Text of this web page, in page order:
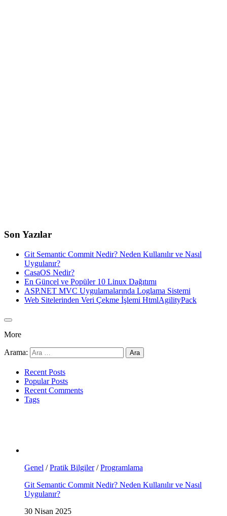
Son Yazılar
Git Semantic Commit Nedir? Neden Kullanılır ve Nasıl
Uygulanır?
CasaOS Nedir?
En Güncel ve Popüler 10 Linux Dağıtımı
ASP.NET MVC Uygulamalarında Loglama Sistemi
Web Sitelerinden Veri Çekme İşlemi HtmlAgilityPack
More
Arama:
Recent Posts
Popular Posts
Recent Comments
Tags
Genel /Pratik Bilgiler/Programlama
Git Semantic Commit Nedir? Neden Kullanılır ve Nasıl
Uygulanır?
30 Nisan 2025